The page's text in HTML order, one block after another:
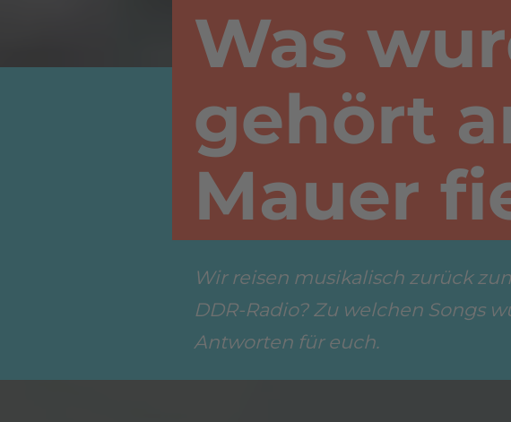
Was
gehört
Mauer
Wir reisen musikalisch zurück
DDR-Radio? Zu welchen Songs
Antworten für euch.